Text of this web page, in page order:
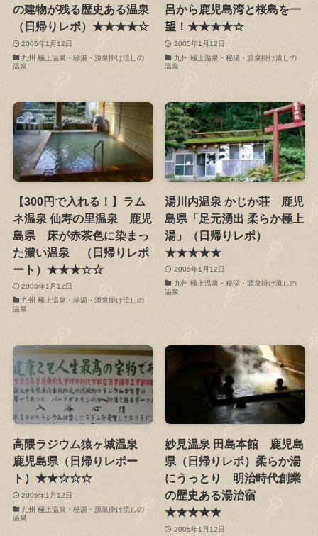
の建物が残る歴史ある温泉
（日帰りレポ）★★★★☆
2005年1月12日
九州 極上温泉・秘湯・源泉掛け流しの
温泉
呂から鹿児島湾と桜島を一
望！★★★★☆
2005年1月12日
九州 極上温泉・秘湯・源泉掛け流しの
温泉
【300円で入れる！】ラム
ネ温泉 仙寿の里温泉 鹿児
島県 床が赤茶色に染まっ
た濃い温泉 （日帰りレポ
ート）★★★☆☆
2005年1月12日
九州 極上温泉・秘湯・源泉掛け流しの
温泉
湯川内温泉 かじか荘 鹿児
島県「足元湧出 柔らか極上
湯」（日帰りレポ）
★★★★★
2005年1月12日
九州 極上温泉・秘湯・源泉掛け流しの
温泉
高隈ラジウム猿ヶ城温泉
鹿児島県（日帰りレポー
ト）★★☆☆☆
2005年1月12日
九州 極上温泉・秘湯・源泉掛け流しの
温泉
妙見温泉 田島本館 鹿児島
県（日帰りレポ）柔らか湯
にうっとり 明治時代創業
の歴史ある湯治宿
★★★★★
2005年1月12日